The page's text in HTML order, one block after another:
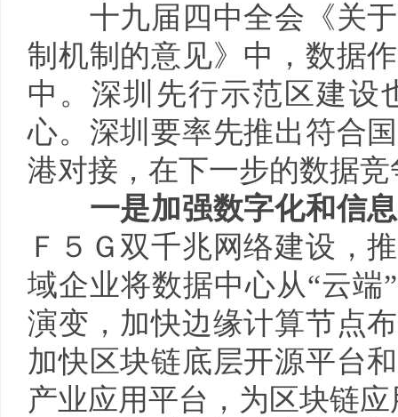
十九届四中全会《关于
制机制的意见》中，数据
中。深圳先行示范区建设
心。深圳要率先推出符合
港对接，在下一步的数据
一是加强数字化和信
Ｆ５Ｇ双千兆网络建设，
域企业将数据中心从“云端
演变，加快边缘计算节点
加快区块链底层开源平台
产业应用平台，为区块链